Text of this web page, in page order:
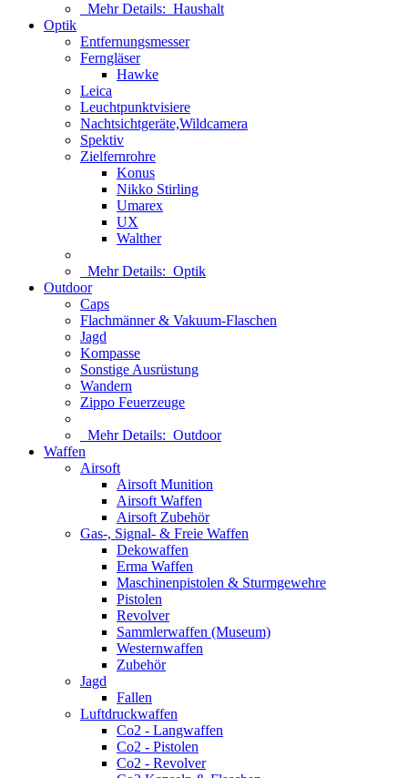
Mehr Details: Haushalt
Optik
Entfernungsmesser
Ferngläser
Hawke
Leica
Leuchtpunktvisiere
Nachtsichtgeräte,Wildcamera
Spektiv
Zielfernrohre
Konus
Nikko Stirling
Umarex
UX
Walther
Mehr Details: Optik
Outdoor
Caps
Flachmänner & Vakuum-Flaschen
Jagd
Kompasse
Sonstige Ausrüstung
Wandern
Zippo Feuerzeuge
Mehr Details: Outdoor
Waffen
Airsoft
Airsoft Munition
Airsoft Waffen
Airsoft Zubehör
Gas-, Signal- & Freie Waffen
Dekowaffen
Erma Waffen
Maschinenpistolen & Sturmgewehre
Pistolen
Revolver
Sammlerwaffen (Museum)
Westernwaffen
Zubehör
Jagd
Fallen
Luftdruckwaffen
Co2 - Langwaffen
Co2 - Pistolen
Co2 - Revolver